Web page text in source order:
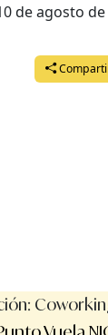
de agosto de